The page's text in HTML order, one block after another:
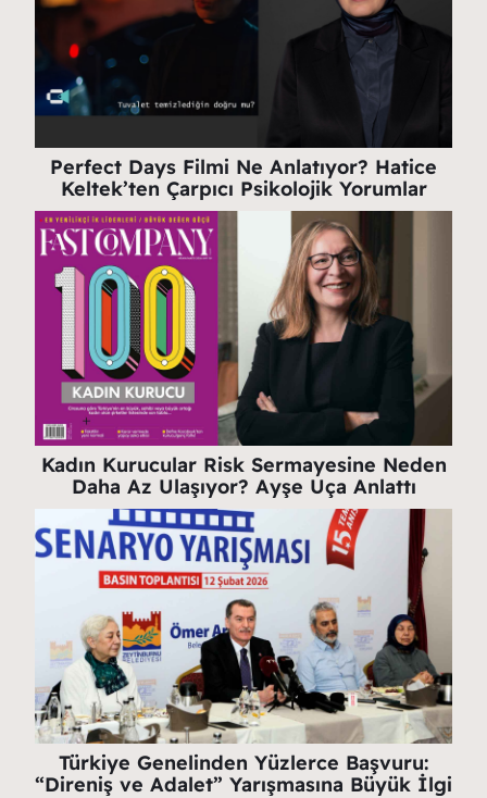
Perfect Days Filmi Ne Anlatıyor? Hatice
Keltek’ten Çarpıcı Psikolojik Yorumlar
Kadın Kurucular Risk Sermayesine Neden
Daha Az Ulaşıyor? Ayşe Uça Anlattı
Türkiye Genelinden Yüzlerce Başvuru:
“Direniş ve Adalet” Yarışmasına Büyük İlgi